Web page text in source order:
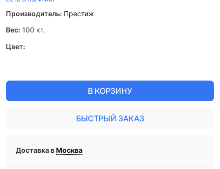
Производитель: Престиж
Вес: 100 кг.
Цвет:
В КОРЗИНУ
БЫСТРЫЙ ЗАКАЗ
Доставка вМосква